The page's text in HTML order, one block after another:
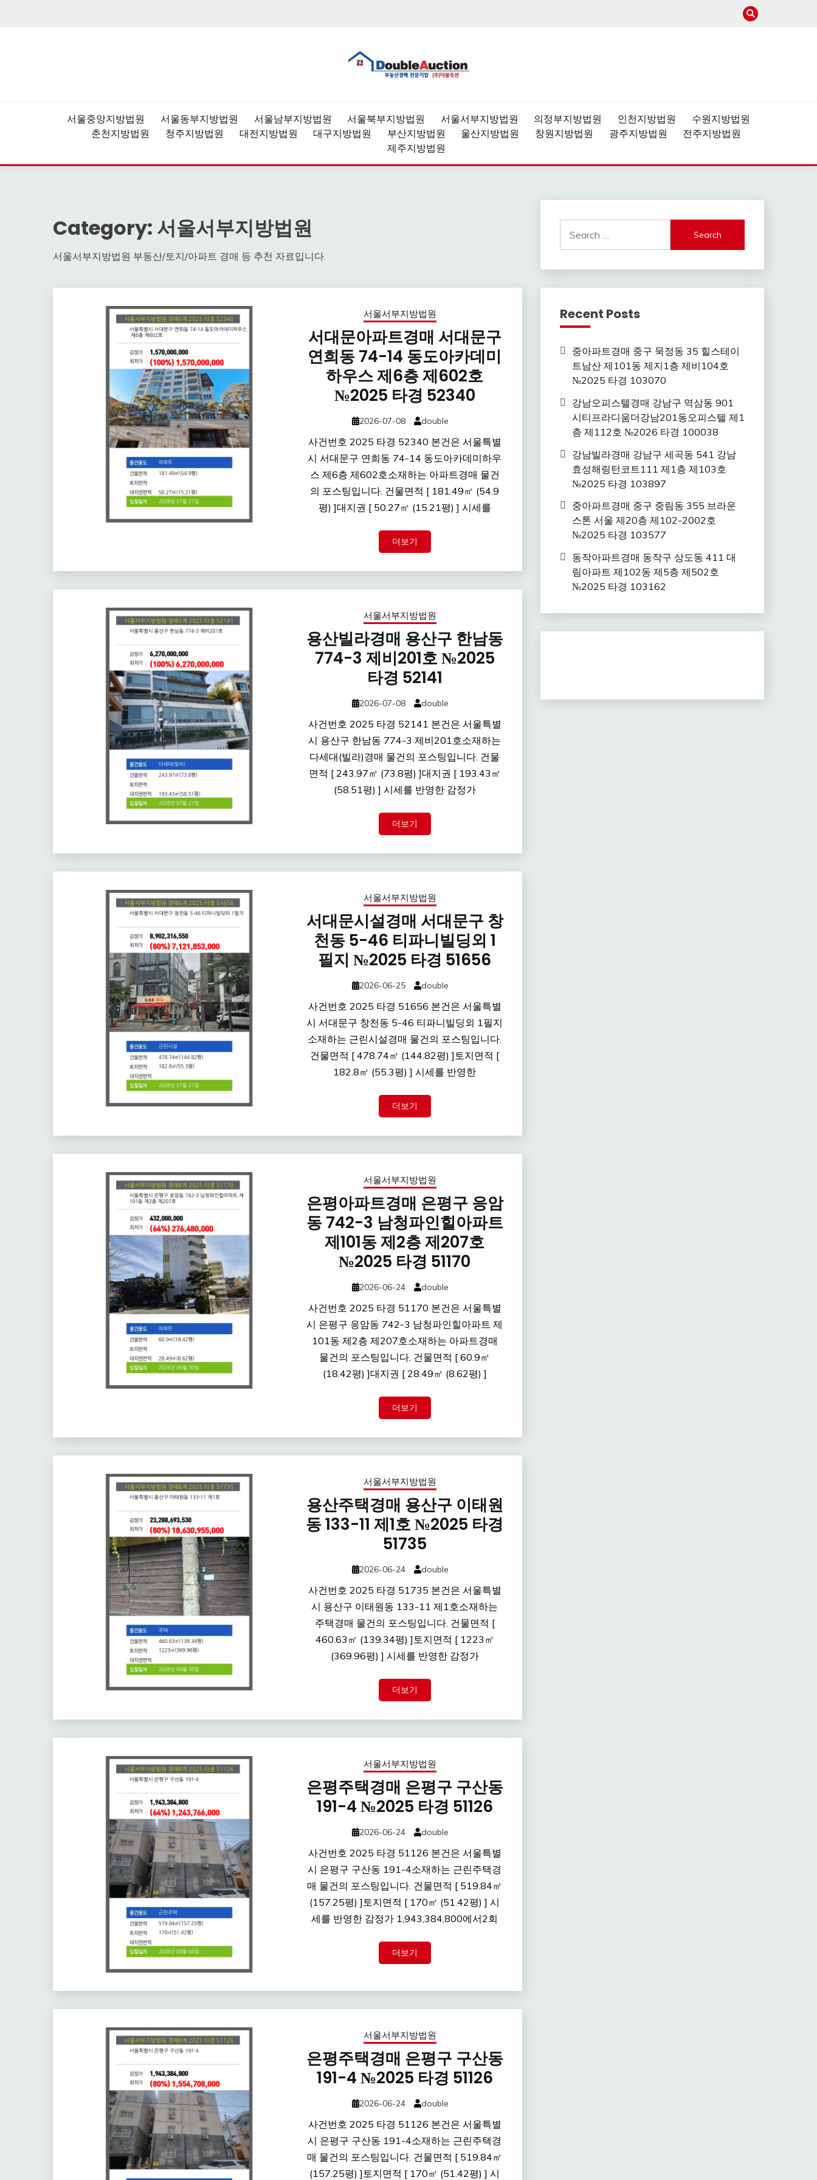
서울중앙지방법원 서울동부지방법원 서울남부지방법원 서울북부지방법원 서울서부지방법원 의정부지방법원 인천지방법원
수원지방법원
춘천지방법원
청주지방법원 대전지방법원 대구지방법원 부산지방법원 울산지방법원 창원지방법원 광주지방법원
전주지방법원
제주지방법원
Category: 서울서부지방법원
서울서부지방법원 부동산/토지/아파트 경매 등 추천 자료입니다.
서울서부지방법원
서대문아파트경매 서대문구
연희동 74-14 동도아카데미
하우스 제6층 제602호
№2025 타경 52340
2026-07-08 double
사건번호 2025 타경 52340 본건은 서울특별
시 서대문구 연희동 74-14 동도아카데미하우
스 제6층 제602호소재하는 아파트경매 물건
의 포스팅입니다. 건물면적 [ 181.49㎡ (54.9
평) ]대지권 [ 50.27㎡ (15.21평) ] 시세를
더보기
서울서부지방법원
용산빌라경매 용산구 한남동
774-3 제비201호 №2025
타경 52141
2026-07-08 double
사건번호 2025 타경 52141 본건은 서울특별
시 용산구 한남동 774-3 제비201호소재하는
다세대(빌라)경매 물건의 포스팅입니다. 건물
면적 [ 243.97㎡ (73.8평) ]대지권 [ 193.43㎡
(58.51평) ] 시세를 반영한 감정가
더보기
서울서부지방법원
서대문시설경매 서대문구 창
천동 5-46 티파니빌딩외 1
필지 №2025 타경 51656
2026-06-25 double
사건번호 2025 타경 51656 본건은 서울특별
시 서대문구 창천동 5-46 티파니빌딩외 1필지
소재하는 근린시설경매 물건의 포스팅입니다.
건물면적 [ 478.74㎡ (144.82평) ]토지면적 [
182.8㎡ (55.3평) ] 시세를 반영한
더보기
서울서부지방법원
은평아파트경매 은평구 응암
동 742-3 남청파인힐아파트
제101동 제2층 제207호
№2025 타경 51170
2026-06-24 double
사건번호 2025 타경 51170 본건은 서울특별
시 은평구 응암동 742-3 남청파인힐아파트 제
101동 제2층 제207호소재하는 아파트경매
물건의 포스팅입니다. 건물면적 [ 60.9㎡
(18.42평) ]대지권 [ 28.49㎡ (8.62평) ]
더보기
서울서부지방법원
용산주택경매 용산구 이태원
동 133-11 제1호 №2025 타경
51735
2026-06-24 double
사건번호 2025 타경 51735 본건은 서울특별
시 용산구 이태원동 133-11 제1호소재하는
주택경매 물건의 포스팅입니다. 건물면적 [
460.63㎡ (139.34평) ]토지면적 [ 1223㎡
(369.96평) ] 시세를 반영한 감정가
더보기
서울서부지방법원
은평주택경매 은평구 구산동
191-4 №2025 타경 51126
2026-06-24 double
사건번호 2025 타경 51126 본건은 서울특별
시 은평구 구산동 191-4소재하는 근린주택경
매 물건의 포스팅입니다. 건물면적 [ 519.84㎡
(157.25평) ]토지면적 [ 170㎡ (51.42평) ] 시
세를 반영한 감정가 1,943,384,800에서2회
더보기
서울서부지방법원
은평주택경매 은평구 구산동
191-4 №2025 타경 51126
2026-06-24 double
사건번호 2025 타경 51126 본건은 서울특별
시 은평구 구산동 191-4소재하는 근린주택경
매 물건의 포스팅입니다. 건물면적 [ 519.84㎡
(157.25평) ]토지면적 [ 170㎡ (51.42평) ] 시
for:
Recent Posts
중아파트경매 중구 묵정동 35 힐스테이
트남산 제101동 제지1층 제비104호
№2025 타경 103070
강남오피스텔경매 강남구 역삼동 901
시티프라디움더강남201동오피스텔 제1
층 제112호 №2026 타경 100038
강남빌라경매 강남구 세곡동 541 강남
효성해링턴코트111 제1층 제103호
№2025 타경 103897
중아파트경매 중구 중림동 355 브라운
스톤 서울 제20층 제102-2002호
№2025 타경 103577
동작아파트경매 동작구 상도동 411 대
림아파트 제102동 제5층 제502호
№2025 타경 103162